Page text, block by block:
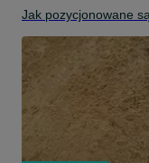
Jak pozycjonowane